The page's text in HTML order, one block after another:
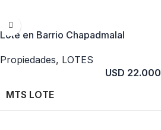
Lote en Barrio Chapadmalal
Propiedades, LOTES
USD 22.000
MTS LOTE